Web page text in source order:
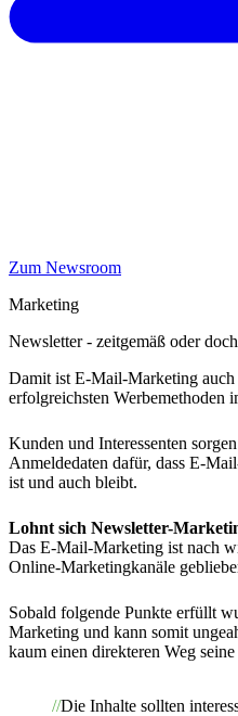
Zum Newsroom
Marketing
Newsletter - zeitgemäß oder
Damit ist E-Mail-Marketing auch
erfolgreichsten Werbemethoden
Kunden und Interessenten
Anmeldedaten dafür, dass E-
ist und auch bleibt.
Lohnt sich Newsletter-
Das E-Mail-Marketing ist nach
Online-Marketingkanäle
Sobald folgende Punkte erfüllt
Marketing und kann somit
kaum einen direkteren Weg
Die Inhalte sollten